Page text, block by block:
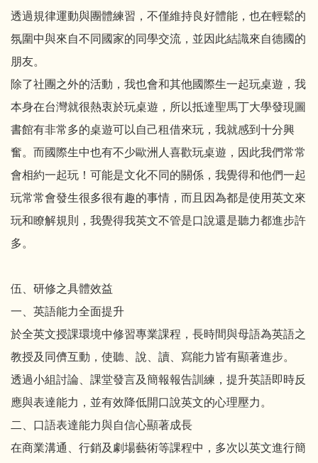
透過規律運動與團體練習，不僅維持良好體能，也在輕鬆的
氛圍中與來自不同國家的同學交流，並因此結識來自德國的
朋友。
除了社團之外的活動，我也會和其他國際生一起玩桌遊，我
本身在台灣就很熱衷於玩桌遊，所以抵達聖馬丁大學發現圖
書館有非常多的桌遊可以自己租借來玩，我就感到十分興
奮。而國際生中也有不少歐洲人喜歡玩桌遊，因此我們常常
會相約一起玩！可能是文化不同的關係，我覺得和他們一起
玩常常會發生很多很有趣的事情，而且因為都是使用英文來
玩和瞭解規則，我覺得我英文不管是口說還是聽力都進步許
多。
伍、研修之具體效益
一、英語能力全面提升
於全英文授課環境中修習專業課程，長時間與母語為英語之
教授及同儕互動，使聽、說、讀、寫能力皆有顯著進步。
透過小組討論、課堂發言及簡報報告訓練，提升英語即時反
應與表達能力，並有效降低開口說英文的心理壓力。
二、口語表達能力與自信心顯著成長
在商業溝通、行銷及劇場藝術等課程中，多次以英文進行簡